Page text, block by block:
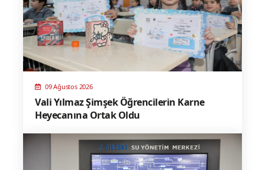
09 Ağustos 2026
Vali Yılmaz Şimşek Öğrencilerin Karne
Heyecanına Ortak Oldu